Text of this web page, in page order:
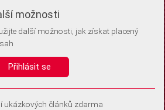
si ukládáme do vašeho zařízení, abychom se
Můžete je kdykoli později upravit ve Správě
možnosti
další možnosti, jak získat placený
Přihlásit se
ukázkových článků zdarma